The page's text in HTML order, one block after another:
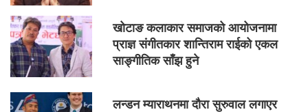
खोटाङ कलाकार समाजको आयोजनामा
प्राज्ञ संगीतकार शान्तिराम राईको एकल
साङ्गीतिक साँझ हुने
लन्डन म्याराथनमा दौरा सुरुवाल लगाएर